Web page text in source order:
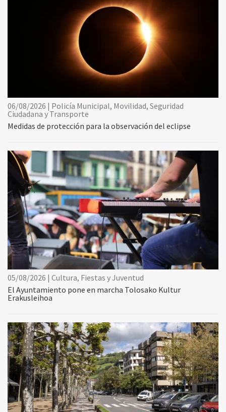
06/08/2026 | Policía Municipal, Movilidad, Seguridad
Ciudadana y Transporte
Medidas de protección para la observación del eclipse
05/08/2026 | Cultura, Fiestas y Juventud
El Ayuntamiento pone en marcha Tolosako Kultur
Erakusleihoa